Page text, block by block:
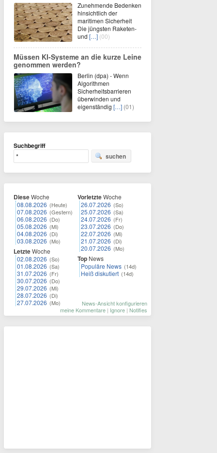
Zunehmende Bedenken
hinsichtlich der
maritimen Sicherheit
Die jüngsten Raketen-
und […] (00)
Müssen KI-Systeme an die kurze Leine
genommen werden?
Berlin (dpa) - Wenn
Algorithmen
Sicherheitsbarrieren
überwinden und
eigenständig […] (01)
Suchbegriff
suchen
DieseWoche
08.08.2026 (Heute)
07.08.2026 (Gestern)
06.08.2026 (Do)
05.08.2026 (Mi)
04.08.2026 (Di)
03.08.2026 (Mo)
LetzteWoche
02.08.2026 (So)
01.08.2026 (Sa)
31.07.2026 (Fr)
30.07.2026 (Do)
29.07.2026 (Mi)
28.07.2026 (Di)
27.07.2026 (Mo)
VorletzteWoche
26.07.2026 (So)
25.07.2026 (Sa)
24.07.2026 (Fr)
23.07.2026 (Do)
22.07.2026 (Mi)
21.07.2026 (Di)
20.07.2026 (Mo)
Top News
Populäre News (14d)
Heiß diskutiert (14d)
News-Ansicht konfigurieren
meine Kommentare | Ignore | Notifies